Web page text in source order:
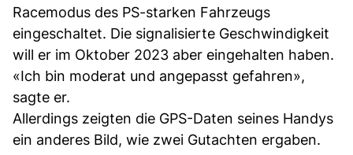
Racemodus des PS-starken Fahrzeugs
eingeschaltet. Die signalisierte Geschwindigkeit
will er im Oktober 2023 aber eingehalten haben.
«Ich bin moderat und angepasst gefahren»,
sagte er.
Allerdings zeigten die GPS-Daten seines Handys
ein anderes Bild, wie zwei Gutachten ergaben.